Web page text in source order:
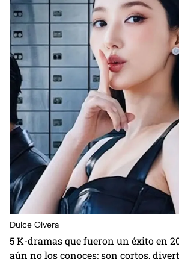
Dulce Olvera
5 K-dramas que fueron un éxito en
aún no los conoces: son cortos,